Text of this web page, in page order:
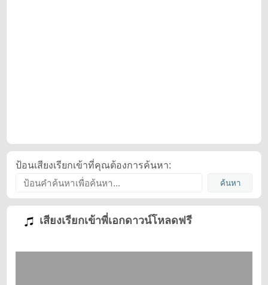
ป้อนเสียงเรียกเข้าที่คุณต้องการค้นหา:
เสียงเรียกเข้าพี่เอกดาวน์โหลดฟรี